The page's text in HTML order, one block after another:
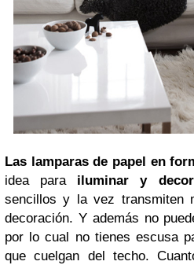
Las lamparas de papel en
idea parailuminar y
sencillos y la vez transmiten
decoración. Y además no
por lo cual no tienes escusa
que cuelgan del techo.